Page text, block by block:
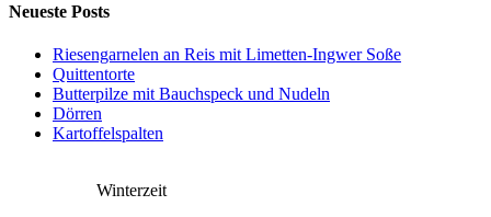
Neueste Posts
Riesengarnelen an Reis mit Limetten-Ingwer Soße
Quittentorte
Butterpilze mit Bauchspeck und Nudeln
Dörren
Kartoffelspalten
Winterzeit